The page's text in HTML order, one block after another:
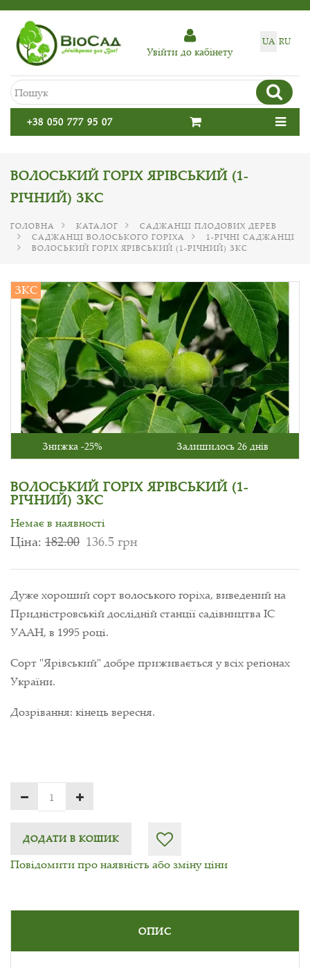
UA RU
Увiйти до кабiнету
+38 050 777 95 07
ВОЛОСЬКИЙ ГОРІХ ЯРІВСЬКИЙ (1-
РІЧНИЙ) ЗКС
ГОЛОВНА КАТАЛОГ
САДЖАНЦІ ПЛОДОВИХ ДЕРЕВ
САДЖАНЦІ ВОЛОСЬКОГО ГОРІХА
1-РІЧНІ САДЖАНЦІ
ВОЛОСЬКИЙ ГОРІХ ЯРІВСЬКИЙ (1-РІЧНИЙ) ЗКС
ЗКС
Знижка -25% Залишилось 26 днів
ВОЛОСЬКИЙ ГОРІХ ЯРІВСЬКИЙ (1-
РІЧНИЙ) ЗКС
Немає в наявності
Ціна: 182.00 136.5 грн
Дуже хороший сорт волоського горіха, виведений на
Придністровській дослідній станції садівництва ІС
УААН, в 1995 році.
Сорт "Ярівський" добре приживається у всіх регіонах
України.
Дозрівання: кінець вересня.
ДОДАТИ В КОШИК
Повідомити про наявність або зміну ціни
ОПИС